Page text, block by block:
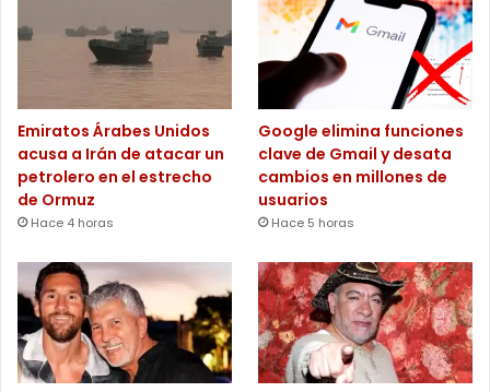
Emiratos Árabes Unidos
acusa a Irán de atacar un
petrolero en el estrecho
de Ormuz
Hace 4 horas
Google elimina funciones
clave de Gmail y desata
cambios en millones de
usuarios
Hace 5 horas